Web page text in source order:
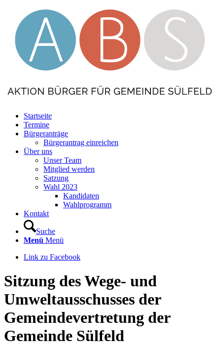
Startseite
Termine
Bürgeranträge
Bürgerantrag einreichen
Über uns
Unser Team
Mitglied werden
Satzung
Wahl 2023
Kandidaten
Wahlprogramm
Kontakt
Suche
Menü Menü
Link zu Facebook
Sitzung des Wege- und
Umweltausschusses der
Gemeindevertretung der
Gemeinde Sülfeld